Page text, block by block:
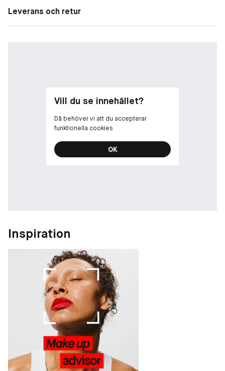
Leverans och retur
Vill du se innehållet?
Då behöver vi att du accepterar
funktionella cookies
OK
Inspiration